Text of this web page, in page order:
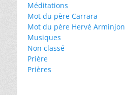
Méditations
Mot du père Carrara
Mot du père Hervé Arminjon
Musiques
Non classé
Prière
Prières